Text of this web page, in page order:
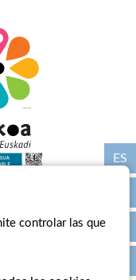
ES
de gestión-Gestionar las
controlar las que